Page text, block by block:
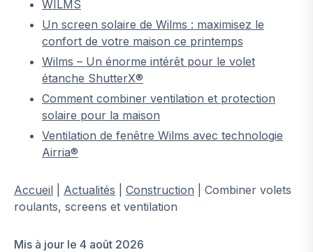
WILMS
Un screen solaire de Wilms : maximisez le
confort de votre maison ce printemps
Wilms – Un énorme intérêt pour le volet
étanche ShutterX®
Comment combiner ventilation et protection
solaire pour la maison
Ventilation de fenêtre Wilms avec technologie
Airria®
Accueil Actualités Construction
Combiner volets
roulants, screens et ventilation
Mis à jour le 4 août 2026